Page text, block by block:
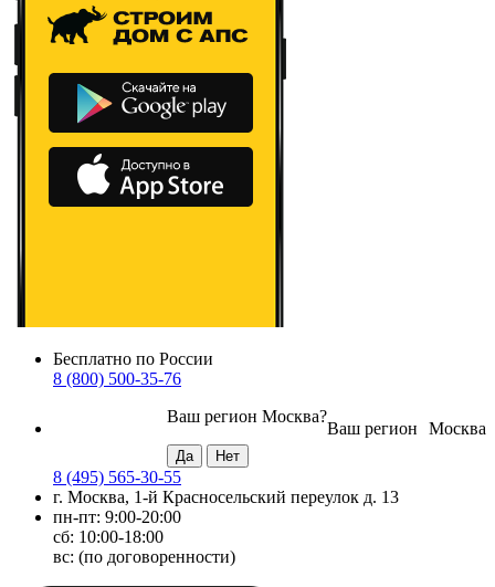
Бесплатно по России
8 (800) 500-35-76
Москва
Ваш регион
Ваш регион Москва?
8 (495) 565-30-55
г. Москва, 1-й Красносельский переулок д. 13
пн-пт: 9:00-20:00
сб: 10:00-18:00
вс: (по договоренности)